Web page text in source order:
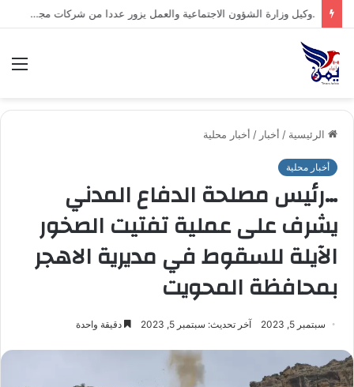
.السلطة المحلية بمحافظة شبوة تبارك العملية العسكرية النوعية للقوات المسلحة اليمنية ضد تحشيدات العدو السعودي
الرئيسية / أخبار / أخبار محلية
أخبار محلية
…رئيس مصلحة الدفاع المدني
يشرف على عملية تفتيت الصخور
الآيلة للسقوط في مديرية الاهجر
بمحافظة المحويت
سبتمبر 5, 2023 آخر تحديث: سبتمبر 5, 2023 دقيقة واحدة